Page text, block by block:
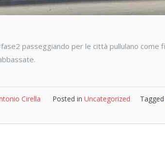
passeggiando per le città pullulano come
Cirella Posted in Uncategorized Tagged